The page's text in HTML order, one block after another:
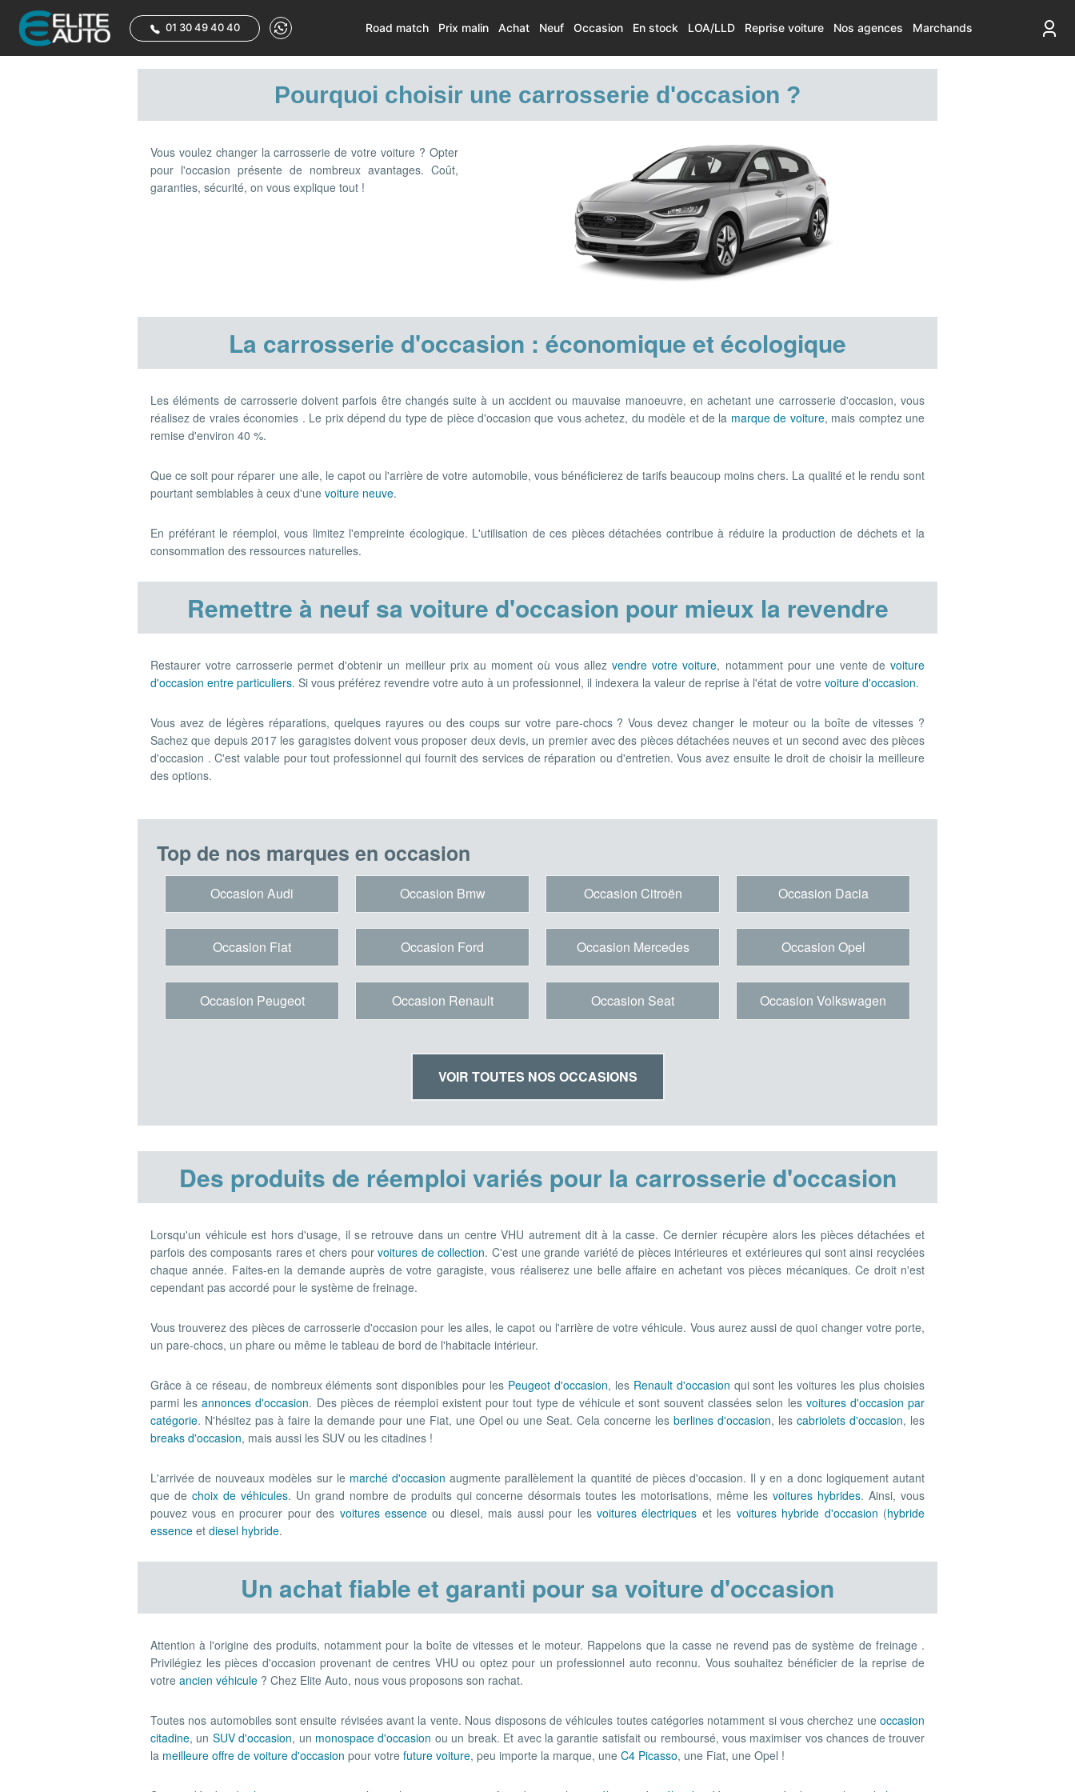
01 30 49 40 40 Road match Prix malin Achat Neuf Occasion En stock LOA/LLD Reprise voiture Nos agences Marchands
Pourquoi choisir une carrosserie d'occasion ?
Vous voulez changer la carrosserie de votre voiture ? Opter
pour l'occasion présente de nombreux avantages. Coût,
garanties, sécurité, on vous explique tout !
La carrosserie d'occasion : économique et écologique
Les éléments de carrosserie doivent parfois être changés suite à un accident ou mauvaise manoeuvre, en achetant une carrosserie d'occasion, vous
réalisez de vraies économies . Le prix dépend du type de pièce d'occasion que vous achetez, du modèle et de la marque de voiture, mais comptez une
remise d'environ 40 %.
Que ce soit pour réparer une aile, le capot ou l'arrière de votre automobile, vous bénéficierez de tarifs beaucoup moins chers. La qualité et le rendu sont
pourtant semblables à ceux d'une voiture neuve.
En préférant le réemploi, vous limitez l'empreinte écologique. L'utilisation de ces pièces détachées contribue à réduire la production de déchets et la
consommation des ressources naturelles.
Remettre à neuf sa voiture d'occasion pour mieux la revendre
Restaurer votre carrosserie permet d'obtenir un meilleur prix au moment où vous allezvendre votre voiture, notamment pour une vente devoiture
d'occasion entre particuliers. Si vous préférez revendre votre auto à un professionnel, il indexera la valeur de reprise à l'état de votre voiture d'occasion.
Vous avez de légères réparations, quelques rayures ou des coups sur votre pare-chocs ? Vous devez changer le moteur ou la boîte de vitesses ?
Sachez que depuis 2017 les garagistes doivent vous proposer deux devis, un premier avec des pièces détachées neuves et un second avec des pièces
d'occasion . C'est valable pour tout professionnel qui fournit des services de réparation ou d'entretien. Vous avez ensuite le droit de choisir la meilleure
des options.
Top de nos marques en occasion
Occasion Audi Occasion Bmw Occasion Citroën Occasion Dacia
Occasion Fiat Occasion Ford Occasion Mercedes Occasion Opel
Occasion Peugeot Occasion Renault Occasion Seat Occasion Volkswagen
VOIR TOUTES NOS OCCASIONS
Des produits de réemploi variés pour la carrosserie d'occasion
Lorsqu'un véhicule est hors d'usage, il se retrouve dans un centre VHU autrement dit à la casse. Ce dernier récupère alors les pièces détachées et
parfois des composants rares et chers pourvoitures de collection. C'est une grande variété de pièces intérieures et extérieures qui sont ainsi recyclées
chaque année. Faites-en la demande auprès de votre garagiste, vous réaliserez une belle affaire en achetant vos pièces mécaniques. Ce droit n'est
cependant pas accordé pour le système de freinage.
Vous trouverez des pièces de carrosserie d'occasion pour les ailes, le capot ou l'arrière de votre véhicule. Vous aurez aussi de quoi changer votre porte,
un pare-chocs, un phare ou même le tableau de bord de l'habitacle intérieur.
Grâce à ce réseau, de nombreux éléments sont disponibles pour les Peugeot d'occasion, les Renault d'occasion qui sont les voitures les plus choisies
parmi lesannonces d'occasion. Des pièces de réemploi existent pour tout type de véhicule et sont souvent classées selon les voitures d'occasion par
catégorie. N'hésitez pas à faire la demande pour une Fiat, une Opel ou une Seat. Cela concerne lesberlines d'occasion, lescabriolets d'occasion, les
breaks d'occasion, mais aussi les SUV ou les citadines !
L'arrivée de nouveaux modèles sur le marché d'occasion augmente parallèlement la quantité de pièces d'occasion. Il y en a donc logiquement autant
que de choix de véhicules. Un grand nombre de produits qui concerne désormais toutes les motorisations, même lesvoitures hybrides. Ainsi, vous
pouvez vous en procurer pour des voitures essence ou diesel, mais aussi pour lesvoitures électriques et les voitures hybride d'occasion (hybride
essence et diesel hybride.
Un achat fiable et garanti pour sa voiture d'occasion
Attention à l'origine des produits, notamment pour la boîte de vitesses et le moteur. Rappelons que la casse ne revend pas de système de freinage .
Privilégiez les pièces d'occasion provenant de centres VHU ou optez pour un professionnel auto reconnu. Vous souhaitez bénéficier de la reprise de
votre ancien véhicule ? Chez Elite Auto, nous vous proposons son rachat.
Toutes nos automobiles sont ensuite révisées avant la vente. Nous disposons de véhicules toutes catégories notamment si vous cherchez une occasion
citadine, un SUV d'occasion, un monospace d'occasion ou un break. Et avec la garantie satisfait ou remboursé, vous maximiser vos chances de trouver
la meilleure offre de voiture d'occasion pour votre future voiture, peu importe la marque, une C4 Picasso, une Fiat, une Opel !